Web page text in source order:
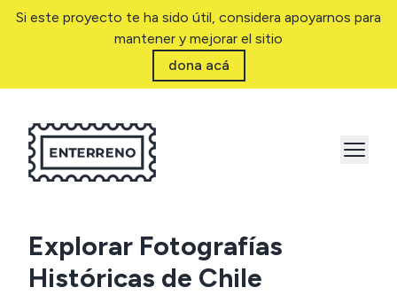
Si este proyecto te ha sido útil, considera apoyarnos para
mantener y mejorar el sitio
dona acá
Explorar Fotografías
Históricas de Chile